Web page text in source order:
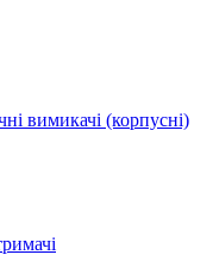
вимикачі (корпусні)